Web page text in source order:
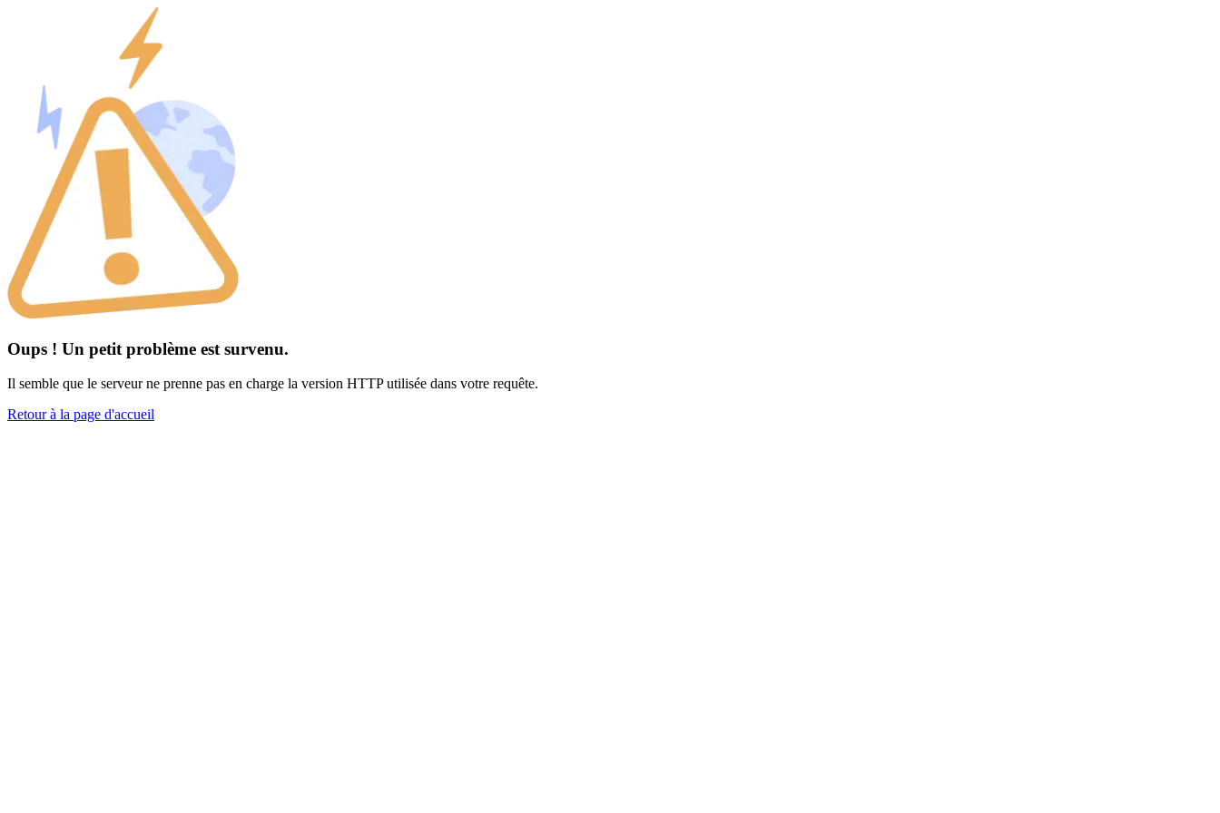
Oups ! Un petit problème est survenu.
Il semble que le serveur ne prenne pas en charge la version HTTP utilisée dans votre requête.
Retour à la page d'accueil